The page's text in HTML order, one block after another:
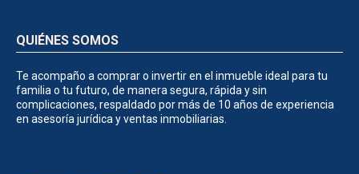
QUIÉNES SOMOS
Te acompaño a comprar o invertir en el inmueble ideal para tu
familia o tu futuro, de manera segura, rápida y sin
complicaciones, respaldado por más de 10 años de experiencia
en asesoría jurídica y ventas inmobiliarias.